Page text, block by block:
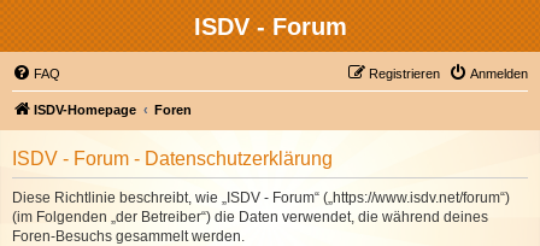
ISDV - Forum
FAQ Anmelden
Registrieren
ISDV-Homepage Foren
ISDV - Forum - Datenschutzerklärung
Diese Richtlinie beschreibt, wie „ISDV - Forum“ („https://www.isdv.net/forum“)
(im Folgenden „der Betreiber“) die Daten verwendet, die während deines
Foren-Besuchs gesammelt werden.